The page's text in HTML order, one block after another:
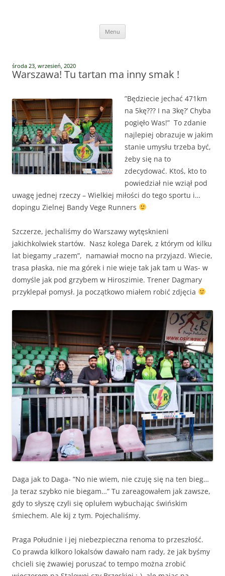
Menu
środa 23, wrzesień, 2020
Warszawa! Tu tartan ma inny smak !
”Będziecie jechać 471km
na 5kę??? I na 3kę?’ Chyba
pogięło Was!” To zdanie
najlepiej obrazuje w jakim
stanie umysłu trzeba być,
żeby się na to
zdecydować. Ktoś, kto to
powiedział nie wziął pod
uwagę jednej rzeczy – Wielkiej miłości do tego sportu i…
dopingu Zielnej Bandy Vege Runners
Szczerze, jechaliśmy do Warszawy wytęsknieni
jakichkolwiek startów. Nasz kolega Darek, z którym od kilku
lat biegamy „razem”, namawiał mocno na przyjazd. Wiecie,
trasa płaska, nie ma górek i nie wieje tak jak tam u Was- w
domyśle jak pod grzybem w Hiroszimie. Trener Dagmary
przyklepał pomysł. Ja początkowo miałem robić zdjęcia
Daga jak to Daga- ”No nie wiem, nie czuję się na ten bieg…
Ja teraz szybko nie biegam…” Tu zareagowałem jak zawsze,
gdy to słyszę czyli się oplułem wybuchając świńskim
śmiechem. Ale kij z tym. Pojechaliśmy.
Praga Południe i jej niebezpieczna renoma to przeszłość.
Co prawda kilkoro lokalsów dawało nam rady, że jak byśmy
chcieli się żwawiej poruszać to tempo można zrobić